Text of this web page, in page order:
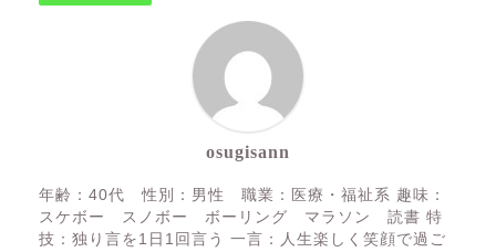
osugisann
年齢：40代 性別：男性 職業：医療・福祉系 趣味：
スケボー スノボー ボーリング マラソン 読書 特
技：独り言を1日1回言う 一言：人生楽しく笑顔で過ご